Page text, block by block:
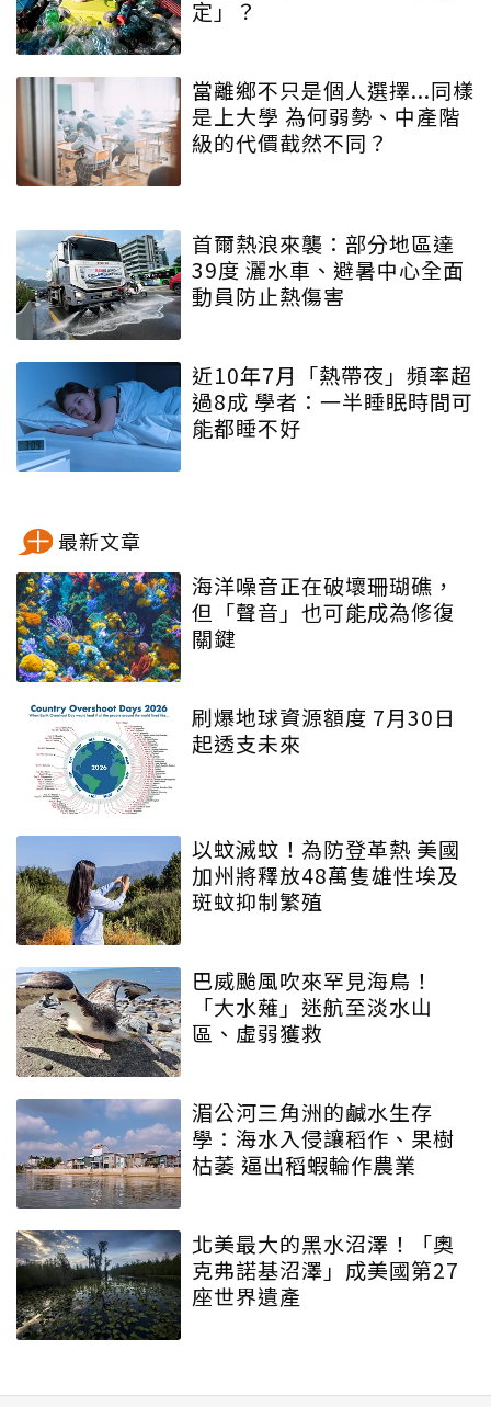
定」？
當離鄉不只是個人選擇...同樣
是上大學 為何弱勢、中產階
級的代價截然不同？
首爾熱浪來襲：部分地區達
39度 灑水車、避暑中心全面
動員防止熱傷害
近10年7月「熱帶夜」頻率超
過8成 學者：一半睡眠時間可
能都睡不好
最新文章
海洋噪音正在破壞珊瑚礁，
但「聲音」也可能成為修復
關鍵
刷爆地球資源額度 7月30日
起透支未來
以蚊滅蚊！為防登革熱 美國
加州將釋放48萬隻雄性埃及
斑蚊抑制繁殖
巴威颱風吹來罕見海鳥！
「大水薙」迷航至淡水山
區、虛弱獲救
湄公河三角洲的鹹水生存
學：海水入侵讓稻作、果樹
枯萎 逼出稻蝦輪作農業
北美最大的黑水沼澤！「奧
克弗諾基沼澤」成美國第27
座世界遺產